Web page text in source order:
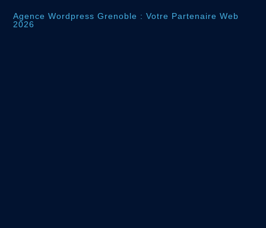
Agence Wordpress Grenoble : Votre Partenaire Web
2026